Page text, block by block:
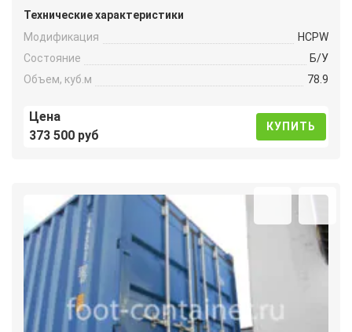
Технические характеристики
Модификация
HCPW
Состояние
Б/У
Объем, куб.м
78.9
Цена
373 500 руб
КУПИТЬ